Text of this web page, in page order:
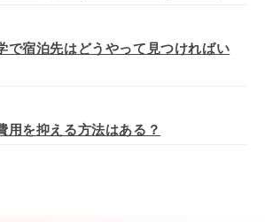
で宿泊先はどうやって見つければい
用を抑える方法はある？